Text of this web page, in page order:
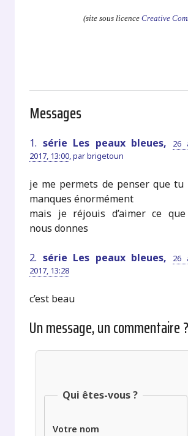
(site sous licence Creative
Messages
1. série Les peaux bleues,
26
2017, 13:00,parbrigetoun
je me permets de penser que tu
manques énormément
mais je réjouis d’aimer ce
nous donnes
2. série Les peaux bleues,
26
2017, 13:28
c’est beau
Un message, un commentaire ?
Qui êtes-vous ?
Votre nom